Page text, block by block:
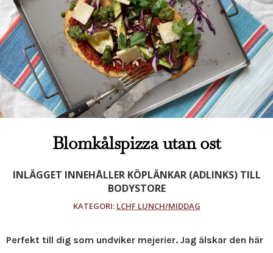
Blomkålspizza utan ost
INLÄGGET INNEHÅLLER KÖPLÄNKAR (ADLINKS) TILL
BODYSTORE
KATEGORI: LCHF LUNCH/MIDDAG
Perfekt till dig som undviker mejerier. Jag älskar den här